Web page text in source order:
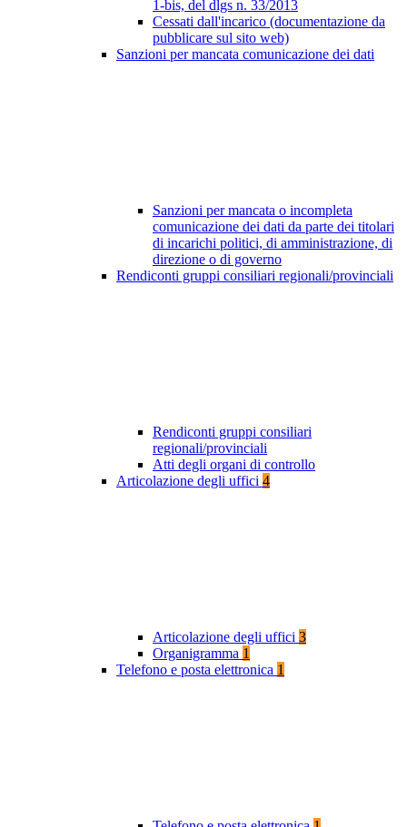
1-bis, del dlgs n. 33/2013
Cessati dall'incarico (documentazione da
pubblicare sul sito web)
Sanzioni per mancata comunicazione dei dati
Sanzioni per mancata o incompleta
comunicazione dei dati da parte dei titolari
di incarichi politici, di amministrazione, di
direzione o di governo
Rendiconti gruppi consiliari regionali/provinciali
Rendiconti gruppi consiliari
regionali/provinciali
Atti degli organi di controllo
Articolazione degli uffici 4
Articolazione degli uffici 3
Organigramma 1
Telefono e posta elettronica 1